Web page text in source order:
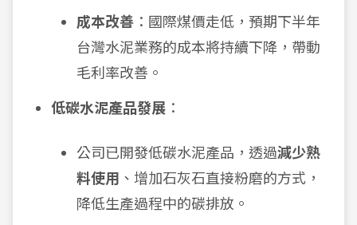
成本改善 ：國際煤價走低，預期下半年
台灣水泥業務的成本將持續下降，帶動
毛利率改善。
低碳水泥產品發展 ：
公司已開發低碳水泥產品，透過減少熟
料使用 、增加石灰石直接粉磨的方式，
降低生產過程中的碳排放。